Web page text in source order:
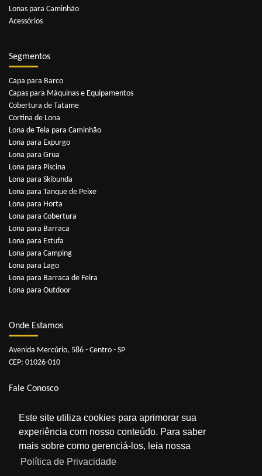
Este site utiliza cookies para aprimorar sua
experiência com nosso conteúdo. Para saber
mais sobre como gerenciá-los, leia nossa
Política de Privacidade
Lonas para Caminhão
Acessórios
Segmentos
Capa para Barco
Capas para Máquinas e Equipamentos
Cobertura de Tatame
Cortina de Lona
Lona de Tela para Caminhão
Lona para Expurgo
Lona para Grua
Lona para Piscina
Lona para Skibunda
Lona para Tanque de Peixe
Lona para Horta
Lona para Cobertura
Lona para Barraca
Lona para Estufa
Lona para Camping
Lona para Lago
Lona para Barraca de Feira
Lona para Outdoor
Onde Estamos
Avenida Mercúrio, 586 - Centro - SP
CEP: 01026-010
Fale Conosco
Telefones: 11 3229-3341
11 3229-3352
11 98909-0929
E-mail: contato@lonasonline.com.br